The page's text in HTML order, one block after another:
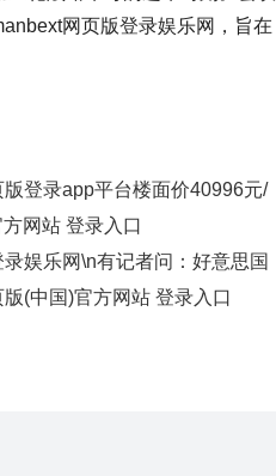
网页版登录娱乐网，旨在
登录app平台楼面价40996元/
网站 登录入口
娱乐网\n有记者问：好意思国
(中国)官方网站 登录入口